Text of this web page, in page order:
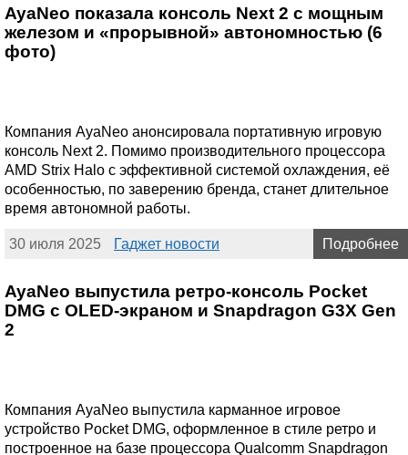
AyaNeo показала консоль Next 2 с мощным
железом и «прорывной» автономностью (6
фото)
Компания AyaNeo анонсировала портативную игровую
консоль Next 2. Помимо производительного процессора
AMD Strix Halo с эффективной системой охлаждения, её
особенностью, по заверению бренда, станет длительное
время автономной работы.
30 июля 2025 Гаджет новости Подробнее
AyaNeo выпустила ретро-консоль Pocket
DMG с OLED-экраном и Snapdragon G3X Gen
2
Компания AyaNeo выпустила карманное игровое
устройство Pocket DMG, оформленное в стиле ретро и
построенное на базе процессора Qualcomm Snapdragon